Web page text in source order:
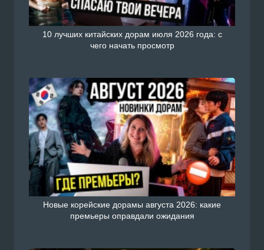
10 лучших китайских дорам июля 2026 года: с
чего начать просмотр
Новые корейские дорамы августа 2026: какие
премьеры оправдали ожидания